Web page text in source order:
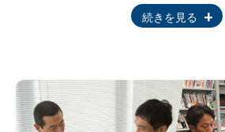
最低10回程度は新調してほしいものです
高い品質を維持しながら、手に取りやす
続きを見る